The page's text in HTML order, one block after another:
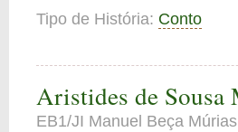
Tipo de História: Conto
Aristides de Sousa
EB1/JI Manuel Beça Múrias